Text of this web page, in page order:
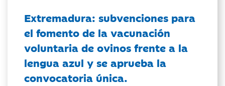
Extremadura: subvenciones para
el fomento de la vacunación
voluntaria de ovinos frente a la
lengua azul y se aprueba la
convocatoria única.